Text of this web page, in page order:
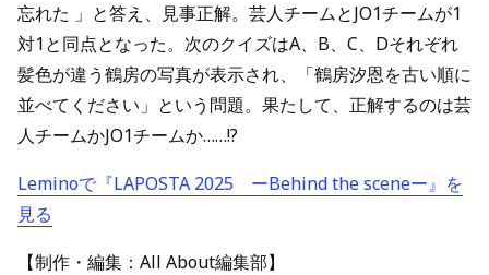
忘れた 」と答え、見事正解。芸人チームとJO1チームが1
対1と同点となった。次のクイズはA、B、C、Dそれぞれ
髪色が違う鶴房の写真が表示され、「鶴房汐恩を古い順に
並べてください」という問題。果たして、正解するのは芸
人チームかJO1チームか……!?
Leminoで『LAPOSTA 2025 ーBehind the sceneー』を
見る
【制作・編集：All About編集部】